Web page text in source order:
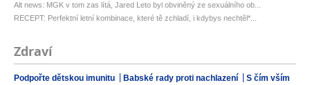
Alt news: MGK v tom zas lítá, Jared Leto byl obviněný ze sexuálního ob...
RECEPT: Perfektní letní kombinace, které tě zchladí, i kdybys nechtěl*...
Zdraví
Podpořte dětskou imunitu Babské rady proti nachlazení
S čím vším